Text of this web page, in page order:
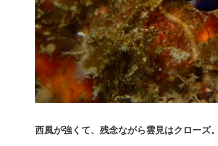
西風が強くて、残念ながら雲見はクローズ